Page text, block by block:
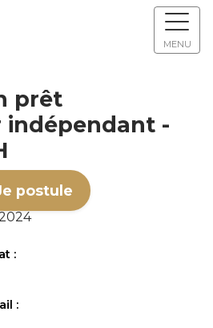
MENU
prêt
indépendant -
postule
:
: